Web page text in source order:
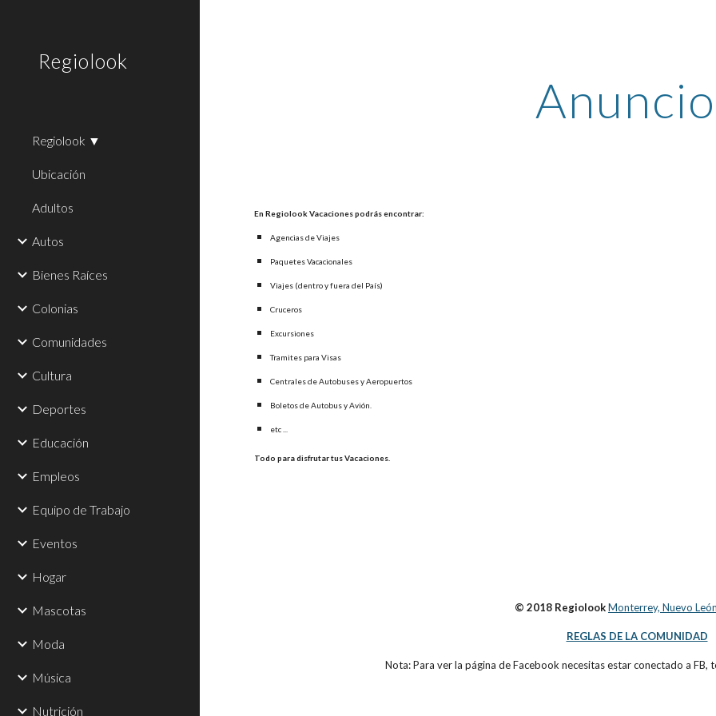
Regiolook
Regiolook ▼
Ubicación
Adultos
Autos
Bienes Raíces
Colonias
Comunidades
Cultura
Deportes
Educación
Empleos
Equipo de Trabajo
Eventos
Hogar
Mascotas
Moda
Música
Nutrición
En Regiolook Vacaciones podrás encontrar:
Agencias de Viajes
Paquetes Vacacionales
Viajes (dentro y fuera del País)
Cruceros
Excursiones
Tramites para Visas
Centrales de Autobuses y Aeropuertos
Boletos de Autobus y Avión.
etc ...
Todo para disfrutar tus Vacaciones.
© 2018 RegiolookMonterrey, Nuevo
REGLAS DE LA COMUNIDAD
Nota: Para ver la página de Facebook necesitas estar conectado a FB,